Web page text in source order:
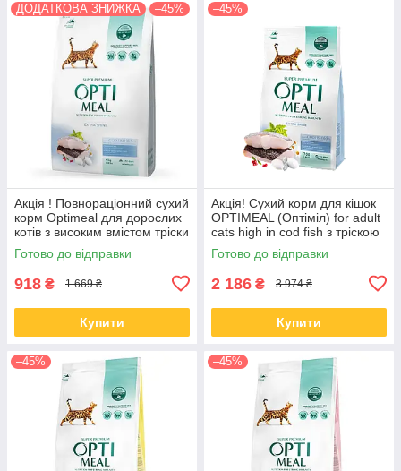
ДОДАТКОВА ЗНИЖКА –45%
Акція ! Повнораціонний сухий
корм Optimeal для дорослих
котів з високим вмістом тріски
4 КГ
Готово до відправки
918 ₴ 1 669 ₴
Купити
–45%
Акція! Сухий корм для кішок
OPTIMEAL (Оптіміл) for adult
cats high in cod fish з тріскою
10 кг
Готово до відправки
2 186 ₴ 3 974 ₴
Купити
–45% –45%